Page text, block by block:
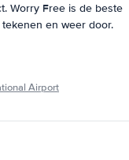
Worry Free is de beste
en weer door.
Airport